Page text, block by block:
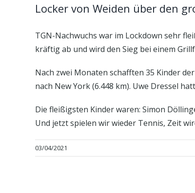
Locker von Weiden über den
TGN-Nachwuchs war im Lockdown sehr
kräftig ab und wird den Sieg bei einem
Nach zwei Monaten schafften 35 Kinder
nach New York (6.448 km). Uwe Dressel
Die fleißigsten Kinder waren: Simon
Und jetzt spielen wir wieder Tennis, Zeit
03/04/2021